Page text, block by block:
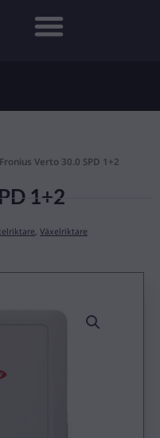
Verto 30.0 SPD 1+2
1+2
, Växelriktare